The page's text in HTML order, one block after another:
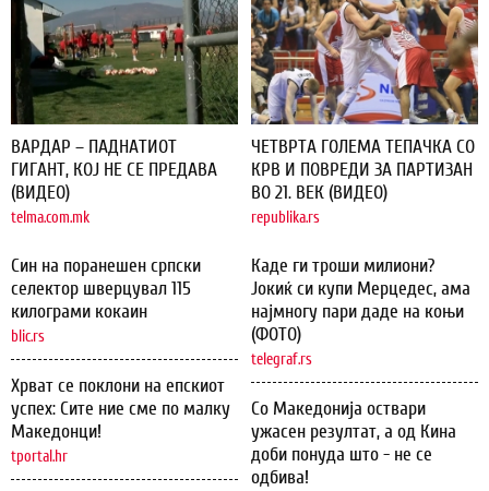
ВАРДАР – ПАДНАТИОТ
ГИГАНТ, КОЈ НЕ СЕ ПРЕДАВА
(ВИДЕО)
telma.com.mk
Син на поранешен српски
селектор шверцувал 115
килограми кокаин
blic.rs
Хрват се поклони на епскиот
успех: Сите ние сме по малку
Македонци!
tportal.hr
ЧЕТВРТА ГОЛЕМА ТЕПАЧКА СО
КРВ И ПОВРЕДИ ЗА ПАРТИЗАН
ВО 21. ВЕК (ВИДЕО)
republika.rs
Каде ги троши милиони?
Јокиќ си купи Мерцедес, ама
најмногу пари даде на коњи
(ФОТО)
telegraf.rs
Со Македонија оствари
ужасен резултат, а од Кина
доби понуда што - не се
одбива!